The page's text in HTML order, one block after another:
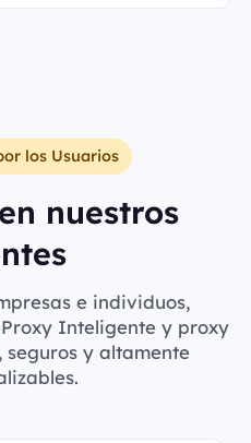
los Usuarios
nuestros
e individuos,
Inteligente y proxy
y altamente